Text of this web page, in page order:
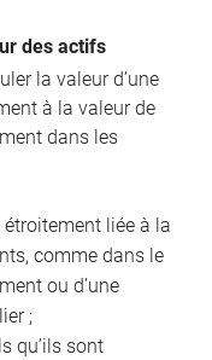
des actifs
la valeur d’une
à la valeur de
dans les
étroitement liée à la
comme dans le
ou d’une
;
qu’ils sont